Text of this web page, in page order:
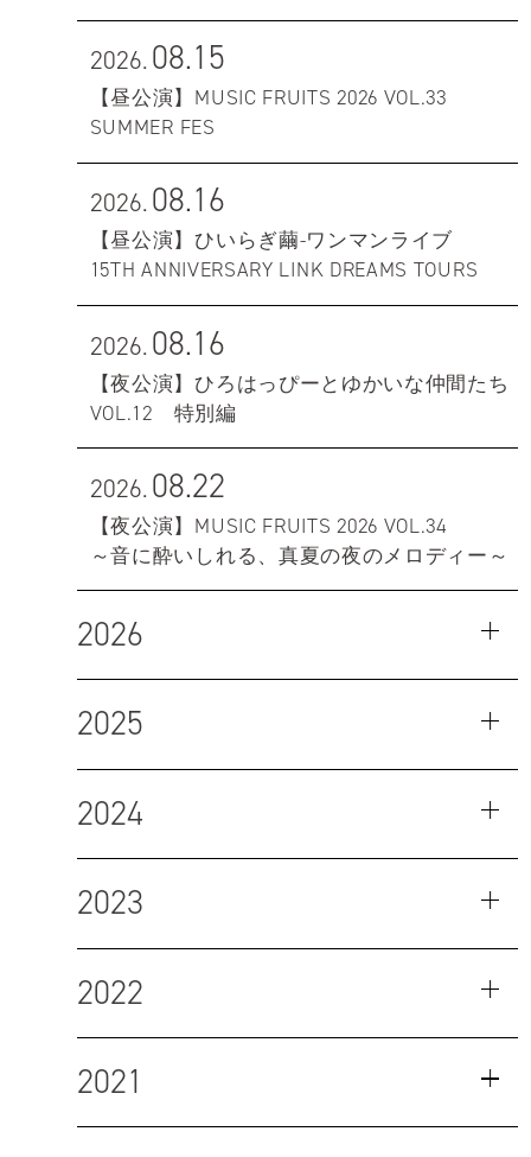
2026.08.15
【昼公演】MUSIC FRUITS 2026 VOL.33
SUMMER FES
2026.08.16
【昼公演】ひいらぎ繭-ワンマンライブ
15TH ANNIVERSARY LINK DREAMS TOURS
2026.08.16
【夜公演】ひろはっぴーとゆかいな仲間たち
VOL.12 特別編
2026.08.22
【夜公演】MUSIC FRUITS 2026 VOL.34
～音に酔いしれる、真夏の夜のメロディー～
2026
2025
2024
2023
2022
2021